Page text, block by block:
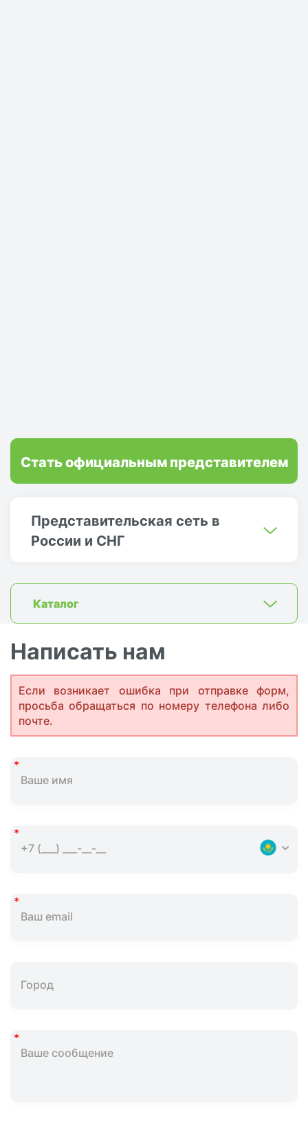
Представительская сеть в
России и СНГ
Стать официальным представителем
Каталог
Написать нам
Если возникает ошибка при отправке форм,
просьба обращаться по номеру телефона либо
почте.